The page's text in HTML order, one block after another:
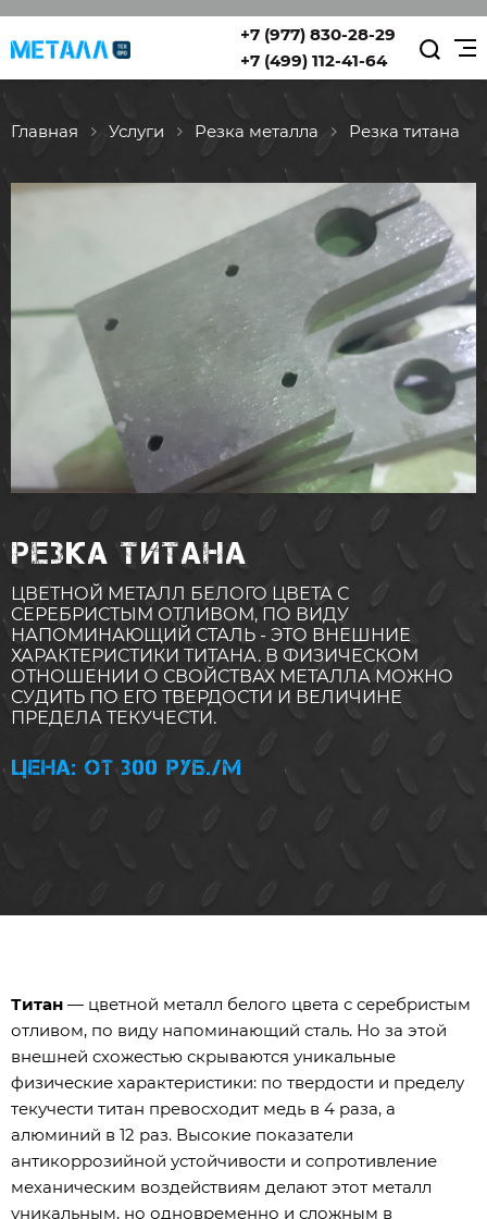
+7 (977) 830-28-29
+7 (499) 112-41-64
Главная Услуги Резка металла Резка титана
РЕЗКА ТИТАНА
ЦВЕТНОЙ МЕТАЛЛ БЕЛОГО ЦВЕТА С
СЕРЕБРИСТЫМ ОТЛИВОМ, ПО ВИДУ
НАПОМИНАЮЩИЙ СТАЛЬ - ЭТО ВНЕШНИЕ
ХАРАКТЕРИСТИКИ ТИТАНА. В ФИЗИЧЕСКОМ
ОТНОШЕНИИ О СВОЙСТВАХ МЕТАЛЛА МОЖНО
СУДИТЬ ПО ЕГО ТВЕРДОСТИ И ВЕЛИЧИНЕ
ПРЕДЕЛА ТЕКУЧЕСТИ.
Цена: от 300 руб./м
Титан — цветной металл белого цвета с серебристым
отливом, по виду напоминающий сталь. Но за этой
внешней схожестью скрываются уникальные
физические характеристики: по твердости и пределу
текучести титан превосходит медь в 4 раза, а
алюминий в 12 раз. Высокие показатели
антикоррозийной устойчивости и сопротивление
механическим воздействиям делают этот металл
уникальным, но одновременно и сложным в